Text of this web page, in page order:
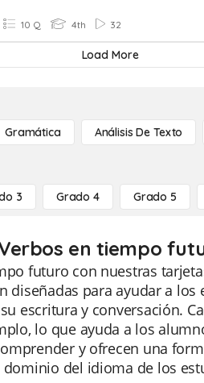
10 Q 4th 32
Load More
Gramática Análisis De Texto
3 Grado 4 Grado 5
en tiempo
futuro con nuestras
diseñadas para ayudar a
escritura y conversación.
lo que ayuda a los
y ofrecen una
del idioma de los